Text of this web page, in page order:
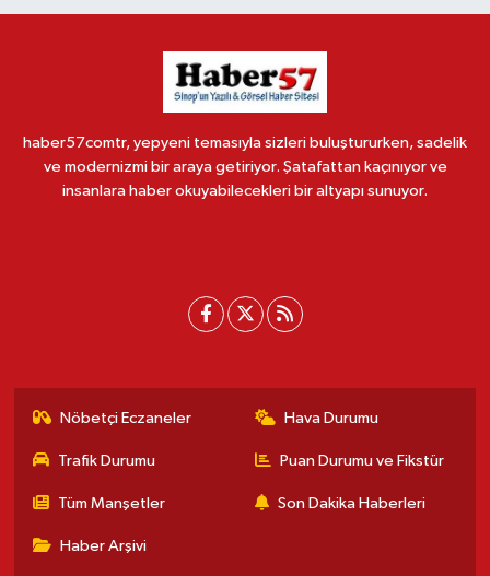
haber57comtr, yepyeni temasıyla sizleri buluştururken, sadelik
ve modernizmi bir araya getiriyor. Şatafattan kaçınıyor ve
insanlara haber okuyabilecekleri bir altyapı sunuyor.
Nöbetçi Eczaneler Hava Durumu
Trafik Durumu Puan Durumu ve Fikstür
Tüm Manşetler Son Dakika Haberleri
Haber Arşivi